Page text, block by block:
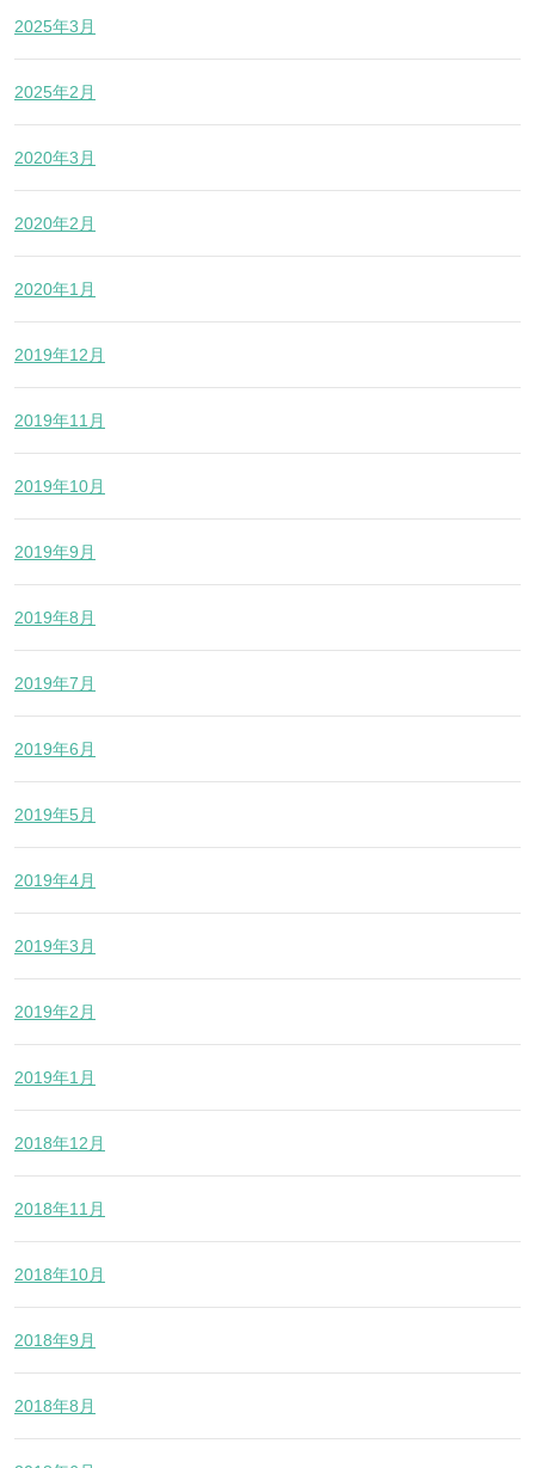
2025年3月
2025年2月
2020年3月
2020年2月
2020年1月
2019年12月
2019年11月
2019年10月
2019年9月
2019年8月
2019年7月
2019年6月
2019年5月
2019年4月
2019年3月
2019年2月
2019年1月
2018年12月
2018年11月
2018年10月
2018年9月
2018年8月